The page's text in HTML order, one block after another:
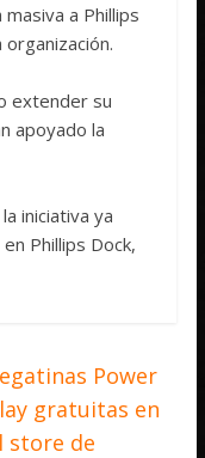
a Phillips
extender su
apoyado la
iniciativa ya
Phillips Dock,
Power
gratuitas en
store de